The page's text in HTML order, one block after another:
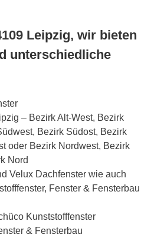
Leipzig, wir bieten
unterschiedliche
– Bezirk Alt-West, Bezirk
Bezirk Südost, Bezirk
oder Bezirk Nordwest, Bezirk
Nord
Velux Dachfenster wie auch
Fenster & Fensterbau
Kunststofffenster
& Fensterbau